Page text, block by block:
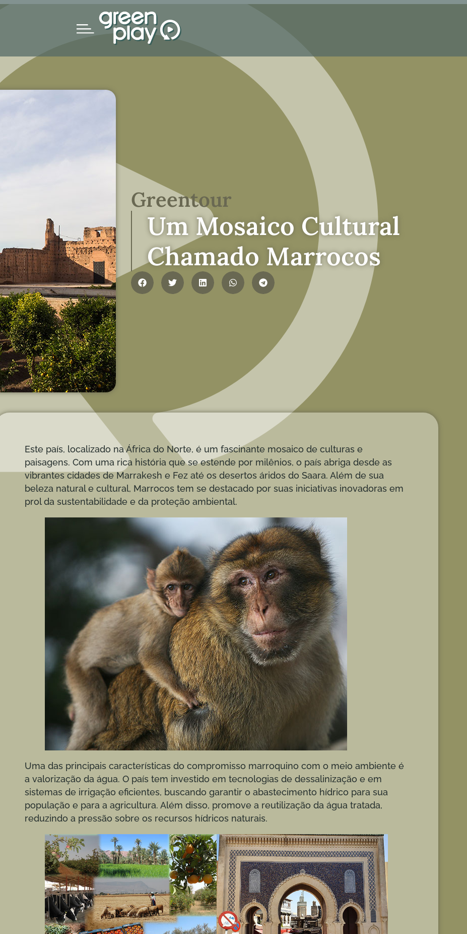
Greentour
Um Mosaico Cultural
Chamado Marrocos
Este país, localizado na África do Norte, é um fascinante mosaico de culturas e
paisagens. Com uma rica história que se estende por milênios, o país abriga desde as
vibrantes cidades de Marrakesh e Fez até os desertos áridos do Saara. Além de sua
beleza natural e cultural, Marrocos tem se destacado por suas iniciativas inovadoras em
prol da sustentabilidade e da proteção ambiental.
Uma das principais características do compromisso marroquino com o meio ambiente é
a valorização da água. O país tem investido em tecnologias de dessalinização e em
sistemas de irrigação eficientes, buscando garantir o abastecimento hídrico para sua
população e para a agricultura. Além disso, promove a reutilização da água tratada,
reduzindo a pressão sobre os recursos hídricos naturais.